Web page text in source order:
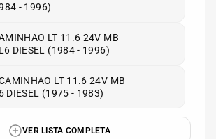
- 1996)
LT 11.6 24V MB
DIESEL (1984 - 1996)
LT 11.6 24V MB
DIESEL (1975 - 1983)
VER LISTA COMPLETA